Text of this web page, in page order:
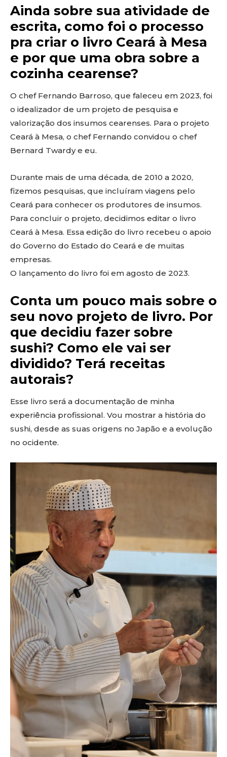
Ainda sobre sua atividade de
escrita, como foi o processo
pra criar o livro Ceará à Mesa
e por que uma obra sobre a
cozinha cearense?
O chef Fernando Barroso, que faleceu em 2023, foi
o idealizador de um projeto de pesquisa e
valorização dos insumos cearenses. Para o projeto
Ceará à Mesa, o chef Fernando convidou o chef
Bernard Twardy e eu.
Durante mais de uma década, de 2010 a 2020,
fizemos pesquisas, que incluíram viagens pelo
Ceará para conhecer os produtores de insumos.
Para concluir o projeto, decidimos editar o livro
Ceará à Mesa. Essa edição do livro recebeu o apoio
do Governo do Estado do Ceará e de muitas
empresas.
O lançamento do livro foi em agosto de 2023.
Conta um pouco mais sobre o
seu novo projeto de livro. Por
que decidiu fazer sobre
sushi? Como ele vai ser
dividido? Terá receitas
autorais?
Esse livro será a documentação de minha
experiência profissional. Vou mostrar a história do
sushi, desde as suas origens no Japão e a evolução
no ocidente.